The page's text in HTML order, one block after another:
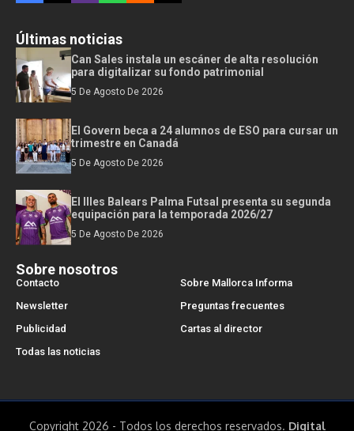
Últimas noticias
Can Sales instala un escáner de alta resolución
para digitalizar su fondo patrimonial
5 De Agosto De 2026
El Govern beca a 24 alumnos de ESO para cursar un
trimestre en Canadá
5 De Agosto De 2026
El Illes Balears Palma Futsal presenta su segunda
equipación para la temporada 2026/27
5 De Agosto De 2026
Sobre nosotros
Contacto
Sobre Mallorca Informa
Newsletter
Preguntas frecuentes
Publicidad
Cartas al director
Todas las noticias
Copyright 2026 - Todos los derechos reservados. Digital